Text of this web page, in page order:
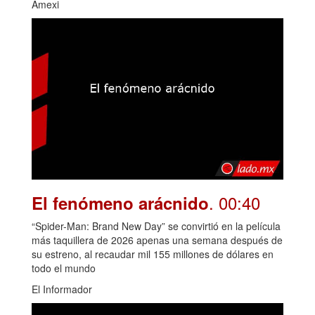
Amexi
El fenómeno arácnido. 00:40
“Spider-Man: Brand New Day” se convirtió en la película
más taquillera de 2026 apenas una semana después de
su estreno, al recaudar mil 155 millones de dólares en
todo el mundo
El Informador